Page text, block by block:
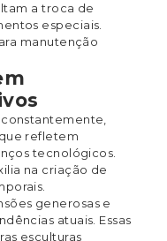
a troca de
especiais.
manutenção
refletem
tecnológicos.
na criação de
generosas e
atuais. Essas
esculturas